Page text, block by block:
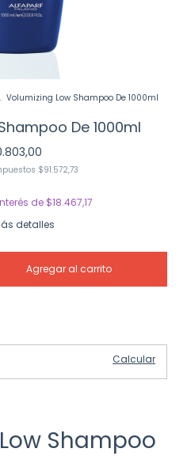
. Volumizing Low Shampoo De 1000ml
De 1000ml
$91.572,73
de $18.467,17
detalles
Calcular
Shampoo